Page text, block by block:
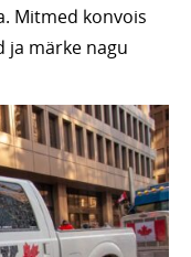
Mitmed konvois
ja märke nagu